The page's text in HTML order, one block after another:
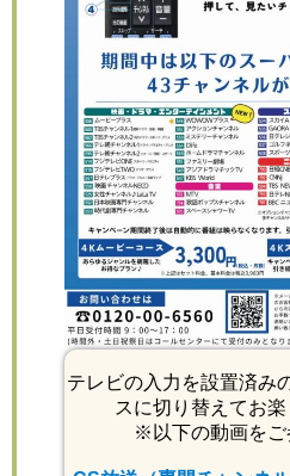
テレビの入力を設置済み
スに切り替えてお楽
※以下の動画をご